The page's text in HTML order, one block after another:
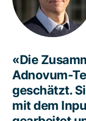
«Die
Adnovum-
geschätzt.
mit dem